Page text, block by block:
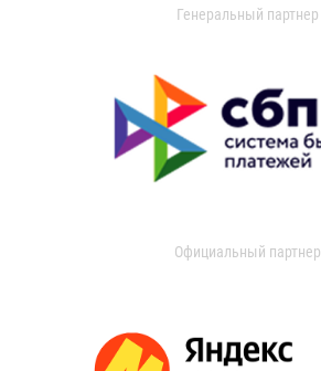
Генеральный партнер
Официальный партнер